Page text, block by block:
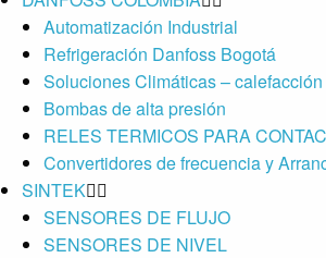
Automatización Industrial
Refrigeración Danfoss Bogotá
Soluciones Climáticas – calefacción
Bombas de alta presión
RELES TERMICOS PARA
Convertidores de frecuencia y
SINTEK
SENSORES DE FLUJO
SENSORES DE NIVEL